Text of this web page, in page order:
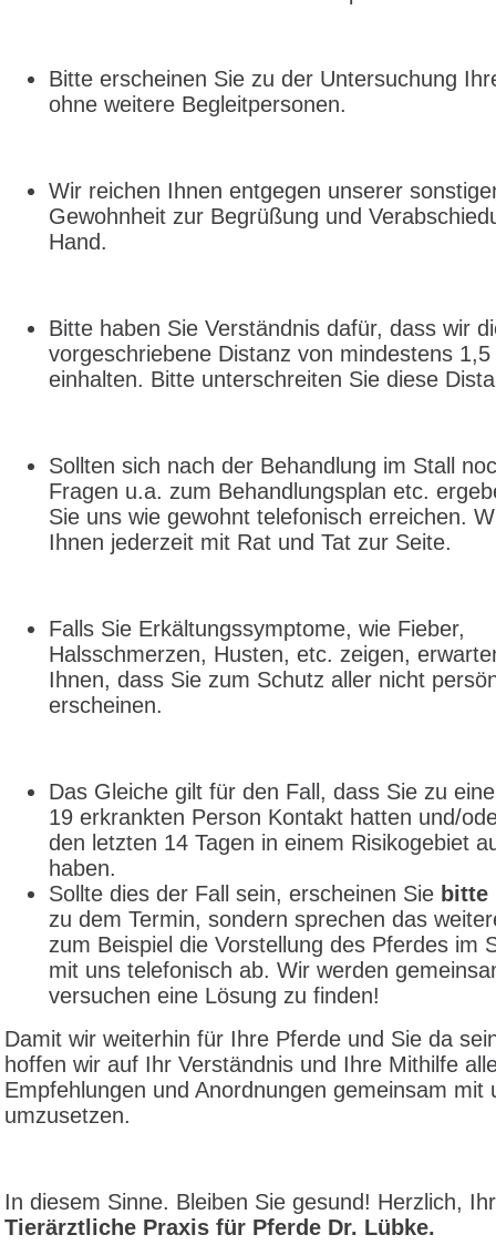
Bitte erscheinen Sie zu der Untersuchung
ohne weitere Begleitpersonen.
Wir reichen Ihnen entgegen unserer
Gewohnheit zur Begrüßung und
Hand.
Bitte haben Sie Verständnis dafür, dass wir
vorgeschriebene Distanz von mindestens
einhalten. Bitte unterschreiten Sie diese
Sollten sich nach der Behandlung im Stall
Fragen u.a. zum Behandlungsplan etc.
Sie uns wie gewohnt telefonisch erreichen.
Ihnen jederzeit mit Rat und Tat zur Seite.
Falls Sie Erkältungssymptome, wie Fieber,
Halsschmerzen, Husten, etc. zeigen,
Ihnen, dass Sie zum Schutz aller nicht
erscheinen.
Das Gleiche gilt für den Fall, dass Sie zu
19 erkrankten Person Kontakt hatten und/
den letzten 14 Tagen in einem Risikogebiet
haben.
Sollte dies der Fall sein, erscheinen Sie bitte
zu dem Termin, sondern sprechen das
zum Beispiel die Vorstellung des Pferdes im
mit uns telefonisch ab. Wir werden
versuchen eine Lösung zu finden!
Damit wir weiterhin für Ihre Pferde und Sie da
hoffen wir auf Ihr Verständnis und Ihre Mithilfe
Empfehlungen und Anordnungen gemeinsam mit
umzusetzen.
In diesem Sinne. Bleiben Sie gesund! Herzlich,
Tierärztliche Praxis für Pferde Dr. Lübke.